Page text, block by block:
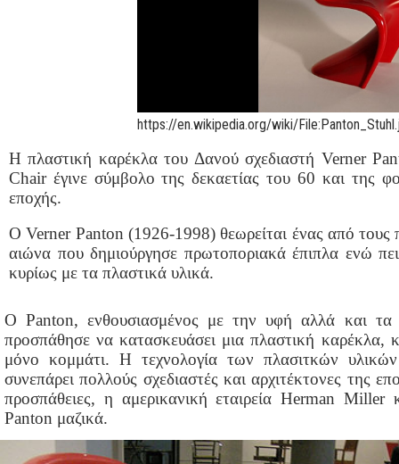
https://en.wikipedia.org/wiki/
Η πλαστική καρέκλα του Δανού σχεδιαστή Verner
Chair έγινε σύμβολο της δεκαετίας του 60 και της
εποχής.
Ο Verner Panton (1926-1998) θεωρείται ένας από τους
αιώνα που δημιούργησε πρωτοποριακά έπιπλα ενώ
κυρίως με τα πλαστικά υλικά.
Ο Panton, ενθουσιασμένος με την υφή αλλά και
προσπάθησε να κατασκευάσει μια πλαστική καρέκλα,
μόνο κομμάτι. Η τεχνολογία των πλασιτκών υλικών
συνεπάρει πολλούς σχεδιαστές και αρχιτέκτονες της
προσπάθειες, η αμερικανική εταιρεία Herman
Panton μαζικά.